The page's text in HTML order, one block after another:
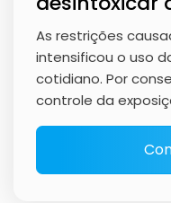
As restrições
intensificou o uso
cotidiano. Por
controle da